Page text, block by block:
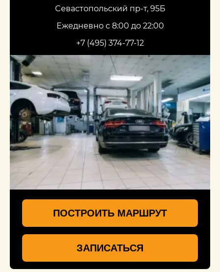
Севастопольский пр-т, 95Б
Ежедневно с 8:00 до 22:00
+7 (495) 374-77-12
ПОСТРОИТЬ МАРШРУТ
ЗАПИСАТЬСЯ